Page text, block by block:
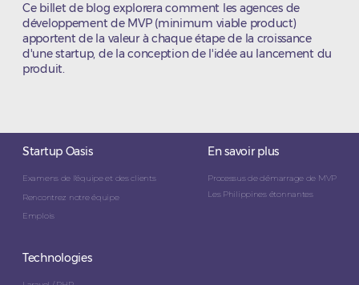
Ce billet de blog explorera comment les agences de
développement de MVP (minimum viable product)
apportent de la valeur à chaque étape de la croissance
d'une startup, de la conception de l'idée au lancement du
produit.
Startup Oasis
Examens de l'équipe et des clients
Rencontrez notre équipe
Emplois
En savoir plus
Processus de démarrage de MVP
Les Philippines étonnantes
Technologies